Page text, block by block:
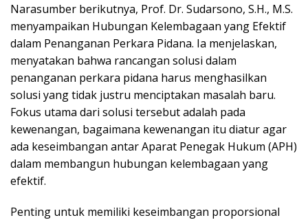
Narasumber berikutnya, Prof. Dr. Sudarsono, S.H., M.S.
menyampaikan Hubungan Kelembagaan yang Efektif
dalam Penanganan Perkara Pidana. Ia menjelaskan,
menyatakan bahwa rancangan solusi dalam
penanganan perkara pidana harus menghasilkan
solusi yang tidak justru menciptakan masalah baru.
Fokus utama dari solusi tersebut adalah pada
kewenangan, bagaimana kewenangan itu diatur agar
ada keseimbangan antar Aparat Penegak Hukum (APH)
dalam membangun hubungan kelembagaan yang
efektif.
Penting untuk memiliki keseimbangan proporsional